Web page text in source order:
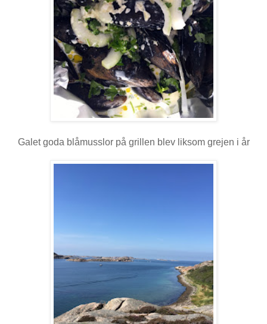
Galet goda blåmusslor på grillen blev liksom grejen i år